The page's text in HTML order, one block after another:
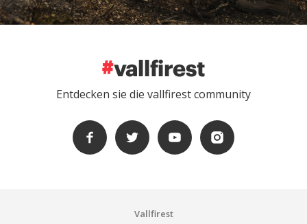
Entdecken sie die vallfirest community
Vallfirest